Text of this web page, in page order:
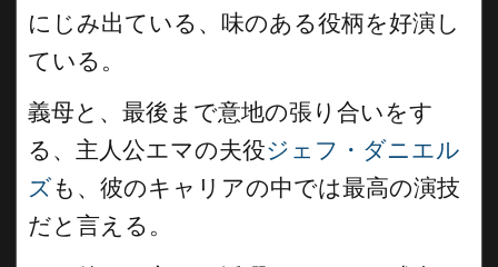
にじみ出ている、味のある役柄を好演し
ている。
義母と、最後まで意地の張り合いをす
る、主人公エマの夫役ジェフ・ダニエル
ズ も、彼のキャリアの中では最高の演技
だと言える。